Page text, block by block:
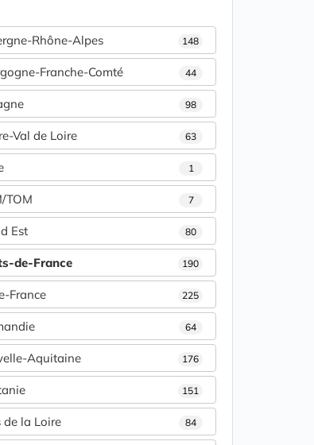
Rhône-Alpes 148
Franche-Comté 44
98
Val de Loire 63
1
TOM 7
Est 80
de-France 190
France 225
64
Aquitaine 176
151
de la Loire 84